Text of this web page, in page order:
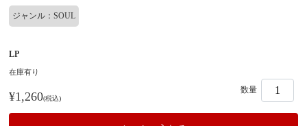
ジャンル：SOUL
LP
在庫有り
¥1,260(税込)
数量